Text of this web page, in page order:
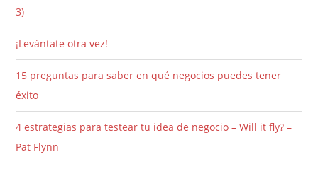
3)
¡Levántate otra vez!
15 preguntas para saber en qué negocios puedes tener
éxito
4 estrategias para testear tu idea de negocio – Will it fly? –
Pat Flynn